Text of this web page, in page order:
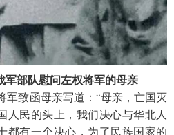
军部队慰问左权将军的母亲
军致函母亲写道：“母亲，亡国灭
人民的头上，我们决心与华北人
都有一个决心，为了民族国家的